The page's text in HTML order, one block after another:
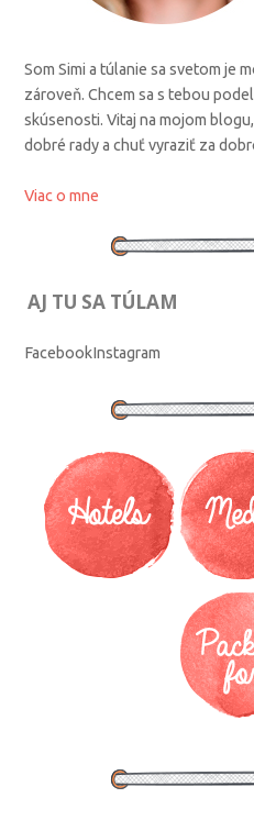
Som Simi a túlanie sa svetom je
zároveň. Chcem sa s tebou
skúsenosti. Vitaj na mojom
dobré rady a chuť vyraziť za
Viac o mne
AJ TU SA TÚLAM
FacebookInstagram